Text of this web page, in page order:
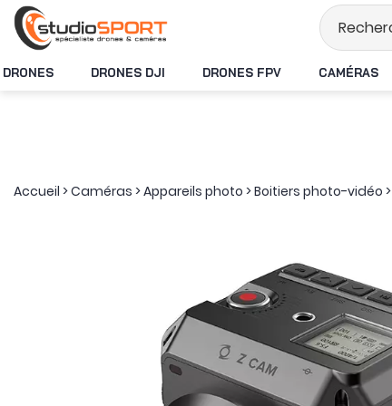
Stock en temps réel
DRONES DRONES DJI DRONES FPV CAMÉRAS
Accueil >Caméras >Appareils photo >Boitiers photo-vidéo >